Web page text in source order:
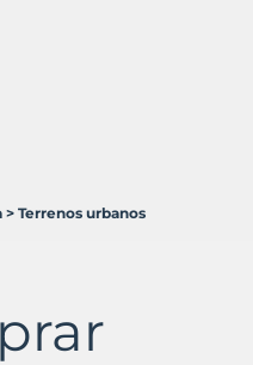
> Terrenos urbanos